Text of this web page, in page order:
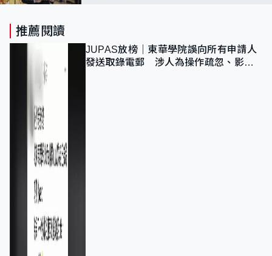
推薦閱讀
JUPAS放榜｜東華學院誤向所有申請人
發送取錄電郵 涉人為操作疏忽、影響